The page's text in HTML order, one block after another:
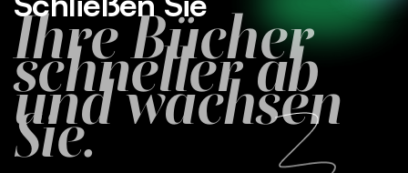
Ihre Bücher
schneller ab
und wachsen
Sie.